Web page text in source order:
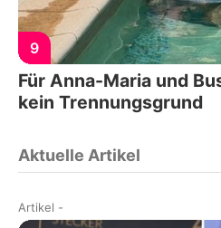
9
Für Anna-Maria und
kein Trennungsgrund
Aktuelle Artikel
Artikel -